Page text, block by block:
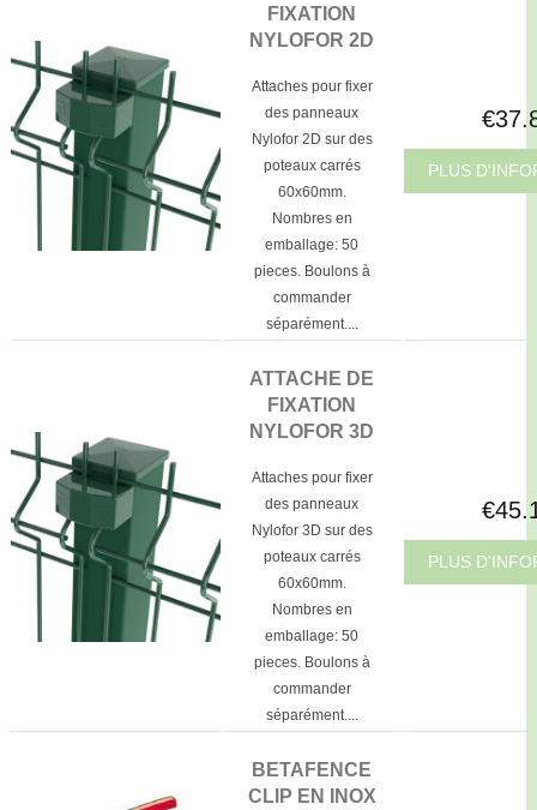
FIXATION
NYLOFOR 2D
Attaches pour fixer
des panneaux
Nylofor 2D sur des
poteaux carrés
60x60mm.
Nombres en
emballage: 50
pieces. Boulons à
commander
séparément....
PLUS
ATTACHE DE
FIXATION
NYLOFOR 3D
Attaches pour fixer
des panneaux
Nylofor 3D sur des
poteaux carrés
60x60mm.
Nombres en
emballage: 50
pieces. Boulons à
commander
séparément....
PLUS
BETAFENCE
CLIP EN INOX